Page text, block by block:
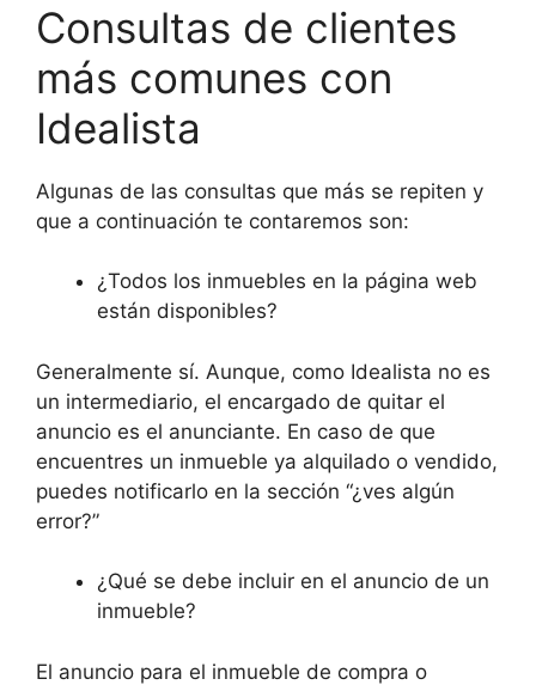
Consultas de clientes
más comunes con
Idealista
Algunas de las consultas que más se repiten y
que a continuación te contaremos son:
¿Todos los inmuebles en la página web
están disponibles?
Generalmente sí. Aunque, como Idealista no es
un intermediario, el encargado de quitar el
anuncio es el anunciante. En caso de que
encuentres un inmueble ya alquilado o vendido,
puedes notificarlo en la sección “¿ves algún
error?”
¿Qué se debe incluir en el anuncio de un
inmueble?
El anuncio para el inmueble de compra o